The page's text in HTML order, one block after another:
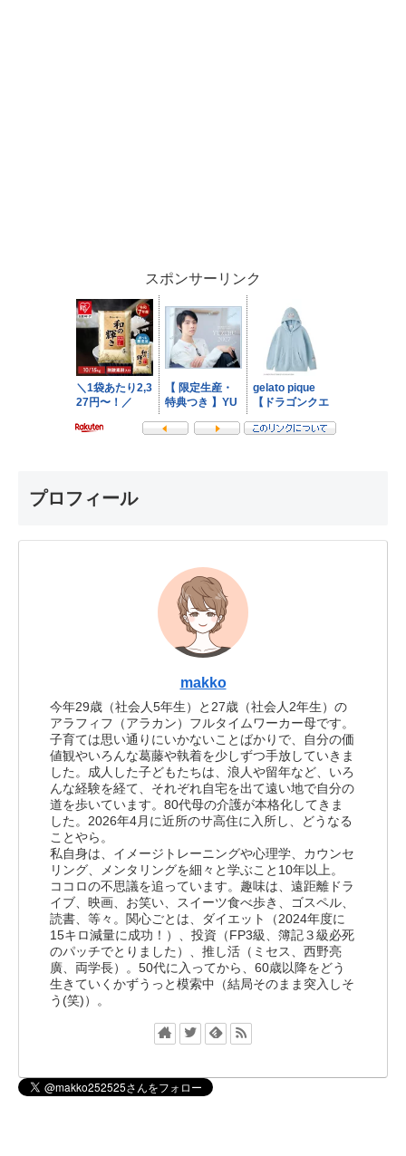
スポンサーリンク
プロフィール
makko
今年29歳（社会人5年生）と27歳（社会人2年生）の
アラフィフ（アラカン）フルタイムワーカー母です。
子育ては思い通りにいかないことばかりで、自分の価
値観やいろんな葛藤や執着を少しずつ手放していきま
した。成人した子どもたちは、浪人や留年など、いろ
んな経験を経て、それぞれ自宅を出て遠い地で自分の
道を歩いています。80代母の介護が本格化してきま
した。2026年4月に近所のサ高住に入所し、どうなる
ことやら。
私自身は、イメージトレーニングや心理学、カウンセ
リング、メンタリングを細々と学ぶこと10年以上。
ココロの不思議を追っています。趣味は、遠距離ドラ
イブ、映画、お笑い、スイーツ食べ歩き、ゴスペル、
読書、等々。関心ごとは、ダイエット（2024年度に
15キロ減量に成功！）、投資（FP3級、簿記３級必死
のパッチでとりました）、推し活（ミセス、西野亮
廣、両学長）。50代に入ってから、60歳以降をどう
生きていくかずうっと模索中（結局そのまま突入しそ
う(笑)）。